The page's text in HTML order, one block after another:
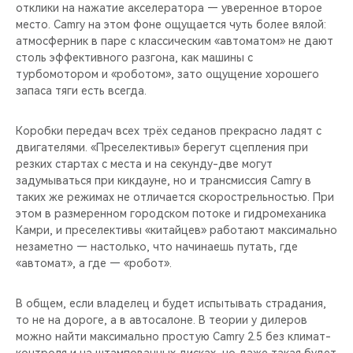
отклики на нажатие акселератора — уверенное второе
место. Camry на этом фоне ощущается чуть более вялой:
атмосферник в паре с классическим «автоматом» не дают
столь эффективного разгона, как машины с
турбомотором и «роботом», зато ощущение хорошего
запаса тяги есть всегда.
Коробки передач всех трёх седанов прекрасно ладят с
двигателями. «Преселективы» берегут сцепления при
резких стартах с места и на секунду-две могут
задумываться при кикдауне, но и трансмиссия Camry в
таких же режимах не отличается скорострельностью. При
этом в размеренном городском потоке и гидромеханика
Камри, и преселективы «китайцев» работают максимально
незаметно — настолько, что начинаешь путать, где
«автомат», а где — «робот».
В общем, если владелец и будет испытывать страдания,
то не на дороге, а в автосалоне. В теории у дилеров
можно найти максимально простую Camry 2.5 без климат-